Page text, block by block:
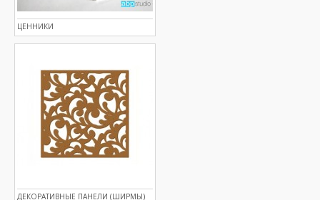
ЦЕННИКИ
ДЕКОРАТИВНЫЕ ПАНЕЛИ (ШИРМЫ)